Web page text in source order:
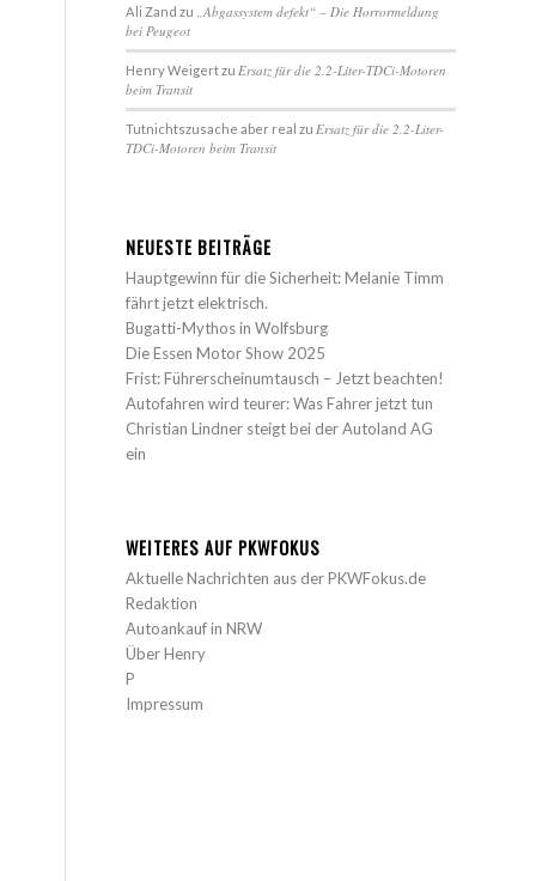
Ali Zand zu
„Abgassystem defekt“ – Die Horrormeldung
bei Peugeot
Henry Weigertzu Ersatz für die 2.2-Liter-TDCi-Motoren
beim Transit
Tutnichtszusache aber real zu Ersatz für die 2.2-Liter-
TDCi-Motoren beim Transit
NEUESTE BEITRÄGE
Hauptgewinn für die Sicherheit: Melanie Timm
fährt jetzt elektrisch.
Bugatti-Mythos in Wolfsburg
Die Essen Motor Show 2025
Frist: Führerscheinumtausch – Jetzt beachten!
Autofahren wird teurer: Was Fahrer jetzt tun
Christian Lindner steigt bei der Autoland AG
ein
WEITERES AUF PKWFOKUS
Aktuelle Nachrichten aus der PKWFokus.de
Redaktion
Autoankauf in NRW
Über Henry
P
Impressum